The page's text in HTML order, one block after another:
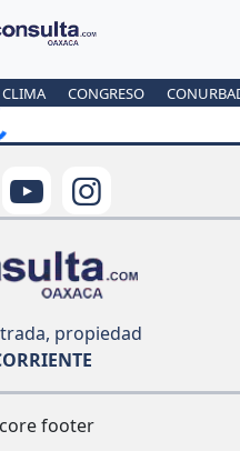
CLIMA CONGRESO
propiedad